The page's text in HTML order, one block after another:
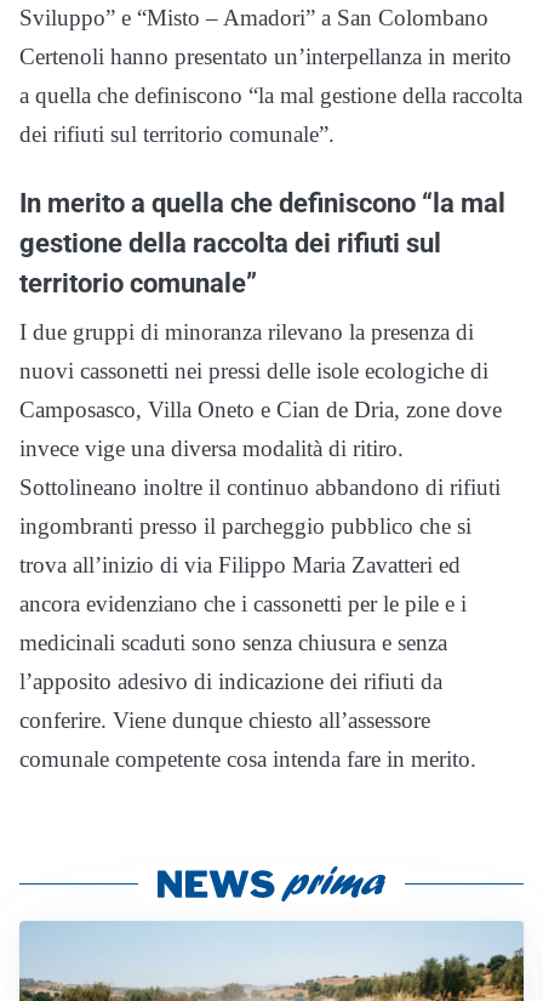
Sviluppo” e “Misto – Amadori” a San Colombano
Certenoli hanno presentato un’interpellanza in merito
a quella che definiscono “la mal gestione della raccolta
dei rifiuti sul territorio comunale”.
In merito a quella che definiscono “la mal
gestione della raccolta dei rifiuti sul
territorio comunale”
I due gruppi di minoranza rilevano la presenza di
nuovi cassonetti nei pressi delle isole ecologiche di
Camposasco, Villa Oneto e Cian de Dria, zone dove
invece vige una diversa modalità di ritiro.
Sottolineano inoltre il continuo abbandono di rifiuti
ingombranti presso il parcheggio pubblico che si
trova all’inizio di via Filippo Maria Zavatteri ed
ancora evidenziano che i cassonetti per le pile e i
medicinali scaduti sono senza chiusura e senza
l’apposito adesivo di indicazione dei rifiuti da
conferire. Viene dunque chiesto all’assessore
comunale competente cosa intenda fare in merito.